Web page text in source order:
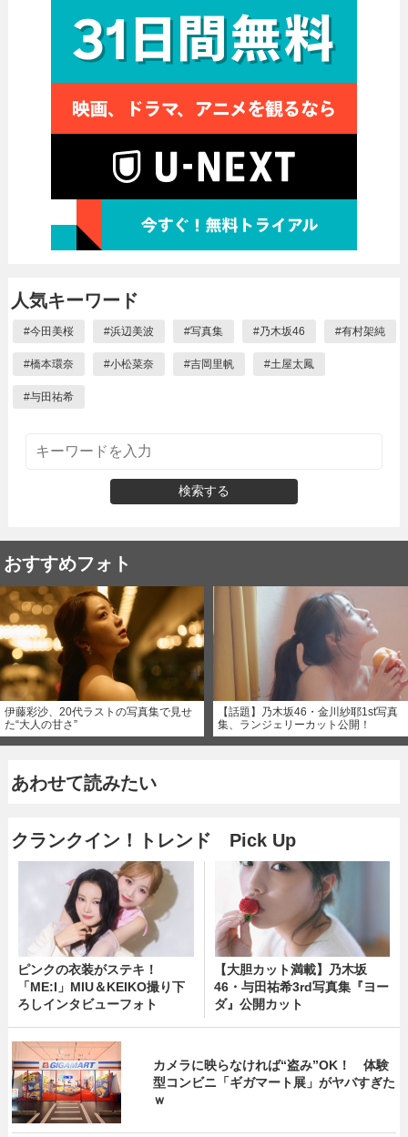
人気キーワード
#今田美桜 #浜辺美波 #写真集 #乃木坂46 #有村架純
#橋本環奈 #小松菜奈 #吉岡里帆 #土屋太鳳
#与田祐希
検索する
おすすめフォト
伊藤彩沙、20代ラストの写真集で見せ
た“大人の甘さ”
【話題】乃木坂46・金川紗耶1st写真
集、ランジェリーカット公開！
あわせて読みたい
クランクイン！トレンド Pick Up
ピンクの衣装がステキ！
「ME:I」MIU＆KEIKO撮り下
ろしインタビューフォト
【大胆カット満載】乃木坂
46・与田祐希3rd写真集『ヨー
ダ』公開カット
カメラに映らなければ“盗み”OK！ 体験
型コンビニ「ギガマート展」がヤバすぎた
ｗ